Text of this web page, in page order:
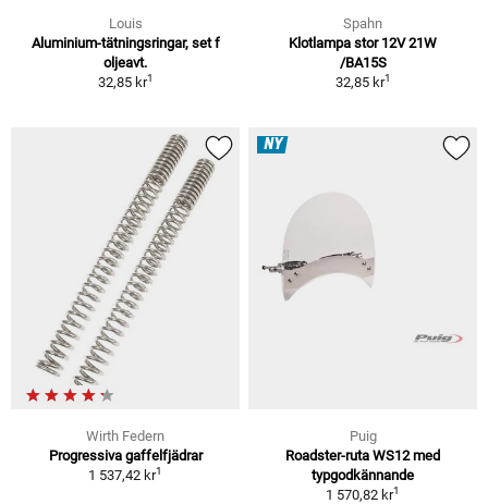
Louis
Aluminium-tätningsringar, set f
oljeavt.
32,85 kr1
Spahn
Klotlampa stor 12V 21W
/BA15S
32,85 kr1
Wirth Federn
Progressiva gaffelfjädrar
1 537,42 kr1
NY
Puig
Roadster-ruta WS12 med
typgodkännande
1 570,82 kr1